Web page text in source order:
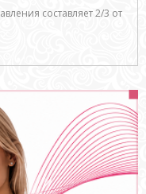
составляет 2/3 от